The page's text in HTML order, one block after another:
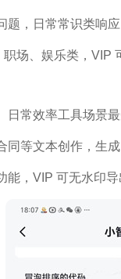
，日常常识类响
场、娱乐类，VIP
常效率工具场景
等文本创作，生
，VIP 可无水印